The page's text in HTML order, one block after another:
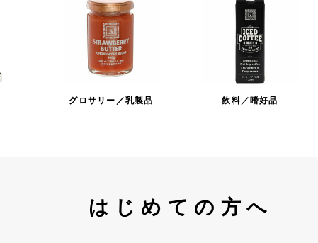
グロサリー／乳製品 飲料／嗜好品
はじめての方へ